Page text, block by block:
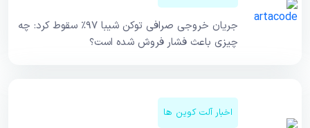
جریان خروجی صرافی توکن شیبا ۹۷٪ سقوط کرد: چه
چیزی باعث فشار فروش شده است؟
اخبار آلت کوین ها